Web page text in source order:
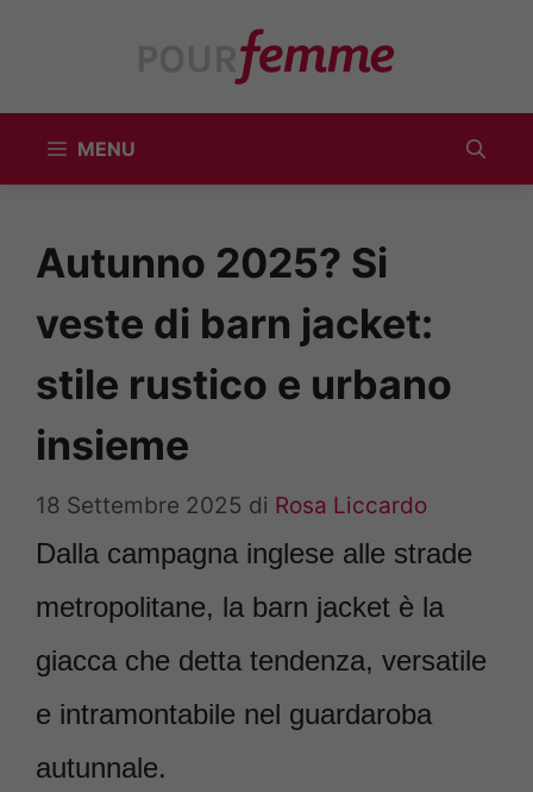
MENU
Autunno 2025? Si
veste di barn jacket:
stile rustico e urbano
insieme
18 Settembre 2025 di Rosa Liccardo
Dalla campagna inglese alle strade
metropolitane, la barn jacket è la
giacca che detta tendenza, versatile
e intramontabile nel guardaroba
autunnale.